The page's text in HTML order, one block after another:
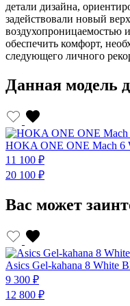
детали дизайна,
задействовали новый
воздухопроницаемостью
обеспечить комфорт,
следующего личного
Данная модель
HOKA ONE ONE Mach 6
11 100 ₽
20 100 ₽
Вас может
Asics Gel-kahana 8 White
9 300 ₽
12 800 ₽